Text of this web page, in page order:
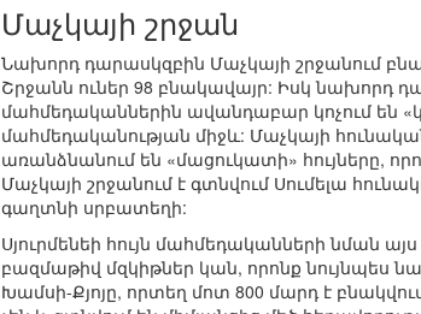
Մաչկայի շրջան
Նախորդ դարասկզբին Մաչկայի շրջանում
Շրջանն ուներ 98 բնակավայր: Իսկ նախորդ
մահմեդականներին ավանդաբար կոչում են
մահմեդականության միջև: Մաչկայի
առանձնանում են «մացուկատի» հույները,
Մաչկայի շրջանում է գտնվում Սումելա
գաղտնի սրբատեղի:
Սյուրմենեի հույն մահմեդականների նման
բազմաթիվ մզկիթներ կան, որոնք նույնպես
Խամսի-Քյոյը, որտեղ մոտ 800 մարդ է